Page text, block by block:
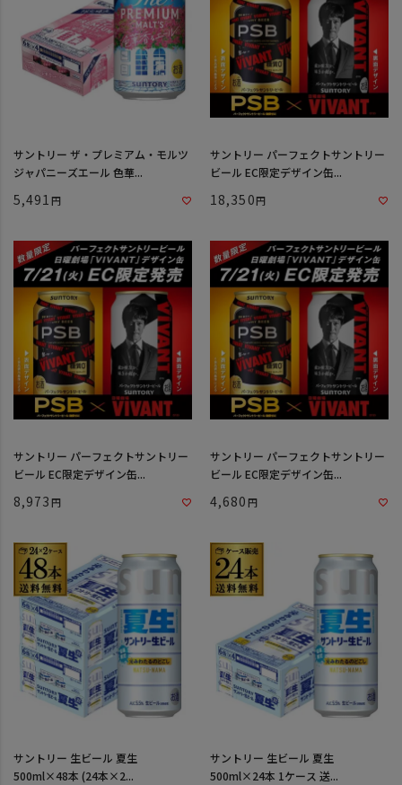
サントリー ザ・プレミアム・モルツ
ジャパニーズエール 色華...
5,491
サントリー パーフェクトサントリー
ビール EC限定デザイン缶...
18,350
サントリー パーフェクトサントリー
ビール EC限定デザイン缶...
8,973
サントリー パーフェクトサントリー
ビール EC限定デザイン缶...
4,680
サントリー 生ビール 夏生
500ml×48本 (24本×2...
サントリー 生ビール 夏生
500ml×24本 1ケース 送...